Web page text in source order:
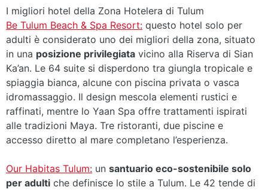
I migliori hotel della Zona Hotelera di Tulum
Be Tulum Beach & Spa Resort: questo hotel solo per
adulti è considerato uno dei migliori della zona, situato
in una posizione privilegiata vicino alla Riserva di Sian
Ka’an. Le 64 suite si disperdono tra giungla tropicale e
spiaggia bianca, alcune con piscina privata o vasca
idromassaggio. Il design mescola elementi rustici e
raffinati, mentre lo Yaan Spa offre trattamenti ispirati
alle tradizioni Maya. Tre ristoranti, due piscine e
accesso diretto al mare completano l’esperienza.
Our Habitas Tulum: un santuario eco-sostenibile solo
per adulti che definisce lo stile a Tulum. Le 42 tende di